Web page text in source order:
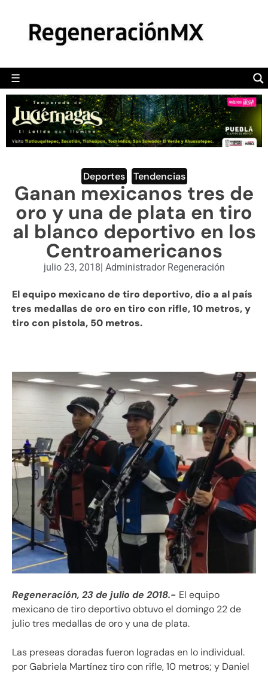
☰
POLÍTICA
CAMALEÓN
OPINIÓN
DEPORTES
ENGLISH SECTION
VIDEOS
Deportes Tendencias
Ganan mexicanos tres de
oro y una de plata en tiro
al blanco deportivo en los
Centroamericanos
julio 23, 2018| Administrador Regeneración
El equipo mexicano de tiro deportivo, dio a al país
tres medallas de oro en tiro con rifle, 10 metros, y
tiro con pistola, 50 metros.
Regeneración, 23 de julio de 2018.- El equipo
mexicano de tiro deportivo obtuvo el domingo 22 de
julio tres medallas de oro y una de plata.
Las preseas doradas fueron logradas en lo individual.
por Gabriela Martínez tiro con rifle, 10 metros; y Daniel